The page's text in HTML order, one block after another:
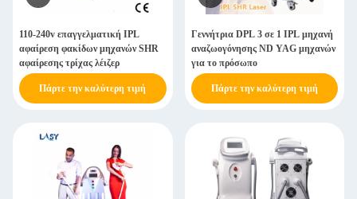
110-240v επαγγελματική IPL
αφαίρεση φακίδων μηχανών SHR
αφαίρεσης τρίχας λέιζερ
Πάρτε την καλύτερη τιμή
Γεννήτρια DPL 3 σε 1 IPL μηχανή
αναζωογόνησης ND YAG μηχανών
για το πρόσωπο
Πάρτε την καλύτερη τιμή